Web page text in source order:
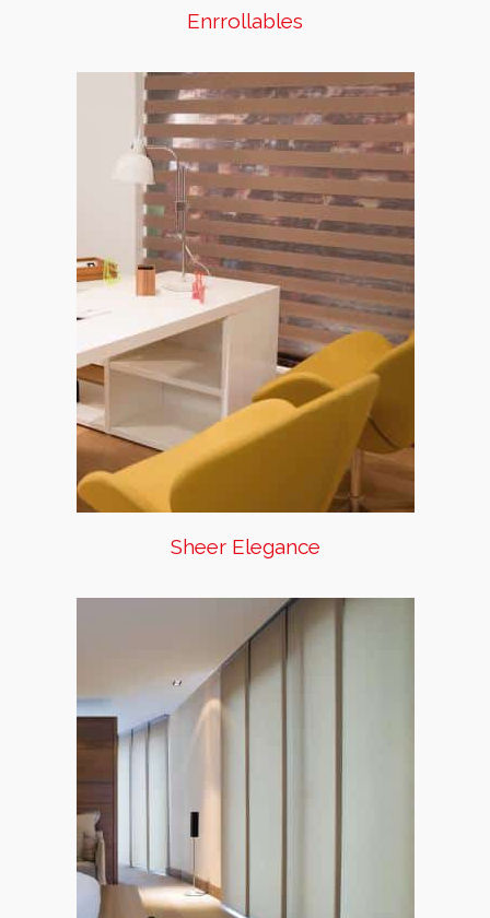
Enrrollables
Sheer Elegance
La tela, que se compone de
franjas opacas y transparentes,
te permiten jugar de una
manera única con el nivel de
privacidad que necesitas en tu
espacio. El velo te ofrece un
alto nivel de iluminación y un
suave contacto con el exterior,
mientras que el tejido opaco se
encarga de proteger tu
intimidad.
Sheer Elegance
Panel Japonés
Esta cortina de tipo corrediza,
es ideal para cubrir puerta-
ventanas de piso a techo. El
estilo japonés de los telos que
se deslizan en el riel, le darán
una personalidad moderna
minimalista a tus espacios.
Puedes usarla también para